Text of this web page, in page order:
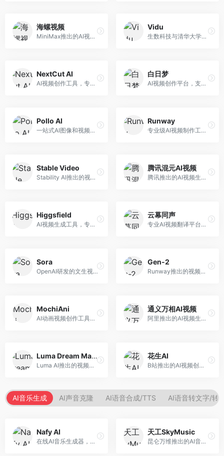
海螺视频
MiniMax推出的AI视频生成工具，支持高质量视频创作。面向内容创作者，提供文生视频、视频编辑等功能，生成速度快，视频效果自然流畅。
Vidu
生数科技与清华大学联合研发的AI视频生成大模型。面向视频创作者和内容生产者，支持文生视频、图生视频，视频质量高，物理运动理解准确，国产视频生成领先工具。
NextCut AI
AI视频创作工具，专注于智能剪辑和视频生成。面向视频创作者，提供智能剪辑、视频生成、特效添加等功能，剪辑效率高，适合快节奏内容生产。
白日梦
AI视频创作平台，支持生成长达50分钟的长视频内容。面向长视频创作者和内容生产者，支持故事视频生成、视频编辑等功能，适合叙事性内容创作。
Pollo AI
一站式AI图像和视频创作平台，整合多种生成工具。面向内容创作者，提供文生图、文生视频、视频编辑等服务，创作工具全面，一站式体验便捷。
Runway
专业级AI视频制作工具，支持视频生成与编辑。面向影视制作人和创意工作者，提供文生视频、视频编辑、绿幕抠像等专业功能，视频处理能力强，适合专业创作场景。
Stable Video
Stability AI推出的视频生成模型，开源可部署。面向开发者和专业创作者，支持视频生成、视频编辑等功能，开源生态完善，定制化程度高。
腾讯混元AI视频
腾讯推出的AI视频生成工具，基于混元大模型。面向腾讯生态用户和内容创作者，支持文生视频、视频编辑等功能，与腾讯产品生态深度整合。
Higgsfield
AI视频生成工具，专注于高质量视频内容创作。面向视频创作者和营销人员，支持文生视频、视频编辑等功能，视频效果逼真，适合商业应用。
云幕同声
专业AI视频翻译平台，支持视频多语言配音和字幕生成。面向跨境电商和内容出海从业者，提供视频翻译、配音、字幕生成等服务，多语言支持完善。
Sora
OpenAI研发的文生视频大模型，可根据文字描述生成长达60秒的高清视频。面向影视创作者、广告从业者和内容生产者，视频连贯性强，物理世界理解准确，代表了AI视频生成的最高水平。
Gen-2
Runway推出的视频生成模型，专注于文生视频和视频风格转换。面向影视制作人和创意工作者，支持文本到视频、图像到视频等多种生成模式，视频质量专业级。
MochiAni
AI动画视频创作工具，专注于动画内容生成。面向动画创作者和二次元内容生产者，支持动画风格视频生成，动画效果流畅，适合动漫内容创作。
通义万相AI视频
阿里推出的AI视频生成服务，整合图像与视频创作能力。面向电商和营销从业者，支持商品视频生成、营销视频制作等服务，商业应用场景丰富。
Luma Dream Machine
Luma AI推出的视频生成工具，专注于高质量视频创作。面向影视创作者和内容生产者，支持文生视频、图生视频，视频质量高，物理运动流畅自然。
花生AI
B站推出的AI视频创作工具，专注于短视频内容生成。面向B站创作者，支持视频生成、视频编辑等功能，与B站平台深度整合，创作效率高。
AI音乐生成 AI声音克隆 AI语音合成/TTS AI语音转文字/转
Nafy AI
在线AI音乐生成器，专注于快速音乐创作。面向内容创作者，支持多种风格音乐生成，操作简便，生成速度快，适合快速配乐需求。
天工SkyMusic
昆仑万维推出的AI音乐创作平台，基于天工大模型。面向音乐创作者，支持歌词生成、旋律创作、音乐编曲等服务，中文音乐创作能力强。